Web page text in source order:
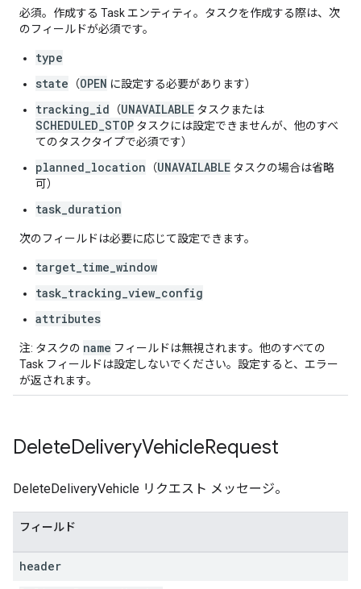
必須。作成する Task エンティティ。タスクを作成する際は、次
のフィールドが必須です。
type
state （OPEN に設定する必要があります）
tracking_id （UNAVAILABLE タスクまたは
SCHEDULED_STOP タスクには設定できませんが、他のすべ
てのタスクタイプで必須です）
planned_location （UNAVAILABLE タスクの場合は省略
可）
task_duration
次のフィールドは必要に応じて設定できます。
target_time_window
task_tracking_view_config
attributes
注: タスクの name フィールドは無視されます。他のすべての
Task フィールドは設定しないでください。設定すると、エラー
が返されます。
DeleteDeliveryVehicleRequest
DeleteDeliveryVehicle リクエスト メッセージ。
フィールド
header